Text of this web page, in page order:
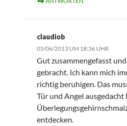
claudiob
05/06/2013 UM 18:36 UHR
Gut zusammengefasst
gebracht. Ich kann mich
richtig beruhigen. Das
Tür und Angel ausgedacht
entdecken.